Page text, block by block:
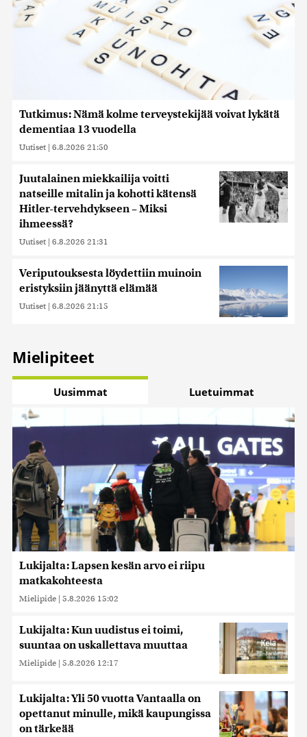
Tutkimus: Nämä kolme terveystekijää voivat lykätä
dementiaa 13 vuodella
Uutiset | 6.8.2026 21:50
Juutalainen miekkailija voitti
natseille mitalin ja kohotti kätensä
Hitler-tervehdykseen – Miksi
ihmeessä?
Uutiset | 6.8.2026 21:31
Veriputouksesta löydettiin muinoin
eristyksiin jäänyttä elämää
Uutiset | 6.8.2026 21:15
Mielipiteet
Uusimmat Luetuimmat
Lukijalta: Lapsen kesän arvo ei riipu
matkakohteesta
Mielipide | 5.8.2026 15:02
Lukijalta: Kun uudistus ei toimi,
suuntaa on uskallettava muuttaa
Mielipide | 5.8.2026 12:17
Lukijalta: Yli 50 vuotta Vantaalla on
opettanut minulle, mikä kaupungissa
on tärkeää